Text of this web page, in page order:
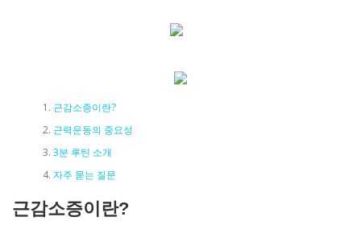
근감소증이란?
근력운동의 중요성
3분 루틴 소개
자주 묻는 질문
근감소증이란?